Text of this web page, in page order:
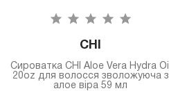
CHI
Сироватка CHI Aloe Vera Hydra Oil
20oz для волосся зволожуюча з
алое віра 59 мл